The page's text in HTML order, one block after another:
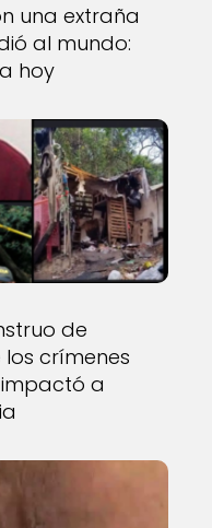
una extraña
al mundo:
hoy
de
los crímenes
a